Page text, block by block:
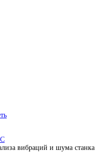
вибраций и шума станка